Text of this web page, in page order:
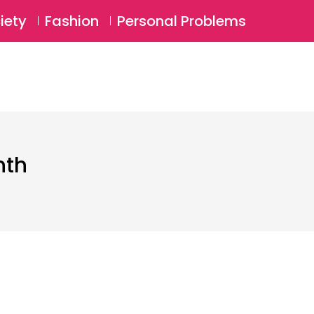
Login ⚲
Fashion Personal Problems